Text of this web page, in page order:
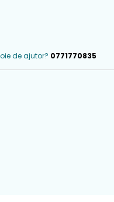
de ajutor? 0771770835